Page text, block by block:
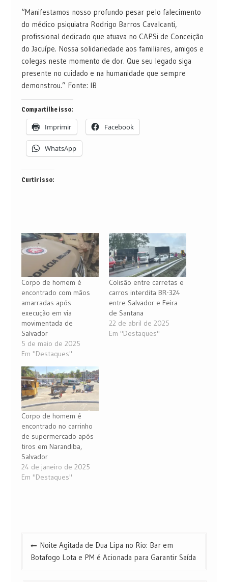
“Manifestamos nosso profundo pesar pelo falecimento
do médico psiquiatra Rodrigo Barros Cavalcanti,
profissional dedicado que atuava no CAPSi de Conceição
do Jacuípe. Nossa solidariedade aos familiares, amigos e
colegas neste momento de dor. Que seu legado siga
presente no cuidado e na humanidade que sempre
demonstrou.” Fonte: IB
Compartilhe isso:
Imprimir Facebook
WhatsApp
Curtir isso:
Corpo de homem é
encontrado com mãos
amarradas após
execução em via
movimentada de
Salvador
5 de maio de 2025
Em "Destaques"
Colisão entre carretas e
carros interdita BR-324
entre Salvador e Feira
de Santana
22 de abril de 2025
Em "Destaques"
Corpo de homem é
encontrado no carrinho
de supermercado após
tiros em Narandiba,
Salvador
24 de janeiro de 2025
Em "Destaques"
Navegação
de
Noite Agitada de Dua Lipa no Rio: Bar em
Botafogo Lota e PM é Acionada para Garantir Saída